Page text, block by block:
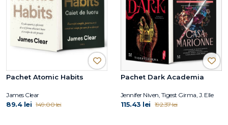
Pachet Atomic Habits
James Clear
89.4 lei 149.00 lei
Pachet Dark Academia
Jennifer Niven, Tigest Girma, J. Elle
115.43 lei 192.37 lei